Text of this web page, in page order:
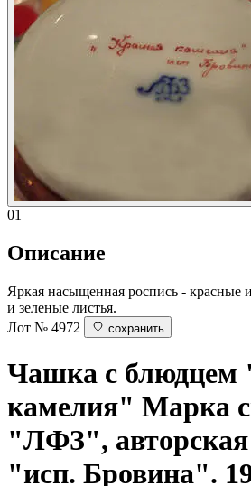
01
Описание
Яркая насыщенная роспись - красные
и зеленые листья.
Лот № 4972
сохранить
Чашка с блюдцем
камелия" Марка
"ЛФЗ", авторская
"исп. Бровина".